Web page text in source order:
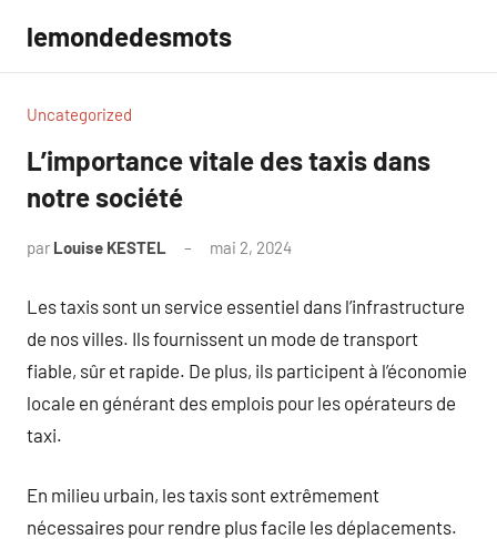
contenu
lemondedesmots
Uncategorized
L’importance vitale des taxis dans
notre société
par Louise KESTEL mai 2, 2024
Les taxis sont un service essentiel dans l’infrastructure
de nos villes. Ils fournissent un mode de transport
fiable, sûr et rapide. De plus, ils participent à l’économie
locale en générant des emplois pour les opérateurs de
taxi.
En milieu urbain, les taxis sont extrêmement
nécessaires pour rendre plus facile les déplacements.